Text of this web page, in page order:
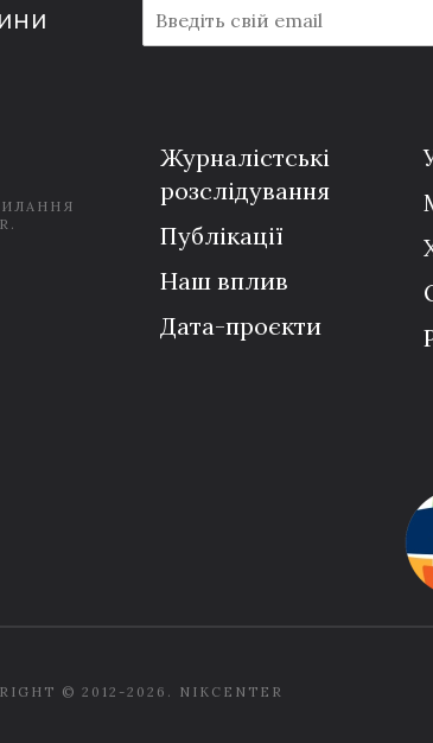
m
a
Журналістські
розслідування
Публікації
Наш вплив
Дата-проєкти
© 2012-2026. NIKCENTER